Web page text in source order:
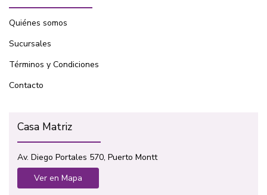
Quiénes somos
Sucursales
Términos y Condiciones
Contacto
Casa Matriz
Av. Diego Portales 570, Puerto Montt
Ver en Mapa